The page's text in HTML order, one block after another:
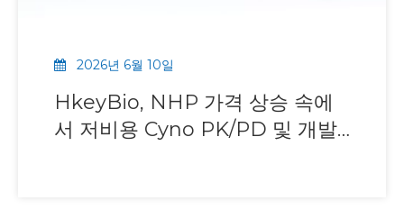
2026년 6월 10일
HkeyBio, NHP 가격 상승 속에
서 저비용 Cyno PK/PD 및 개발